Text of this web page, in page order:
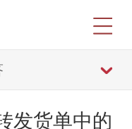
发货单中的